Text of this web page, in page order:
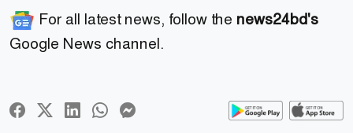
For all latest news, follow the news24bd's
Google News channel.